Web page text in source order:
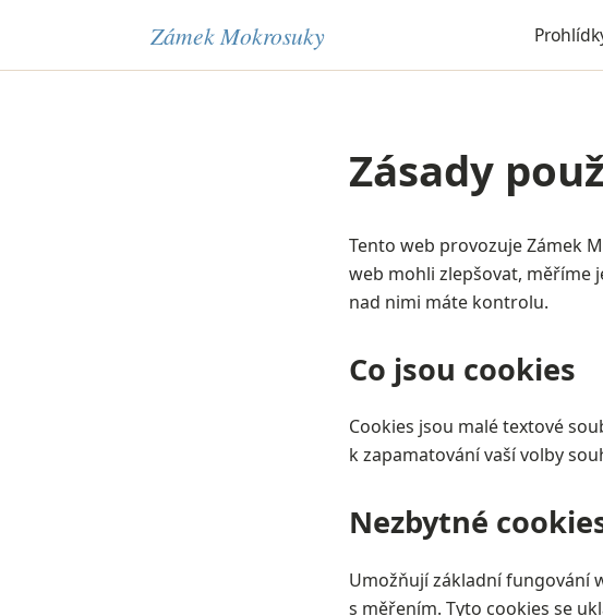
Zámek Mokrosuky
Zásady
Tento web provozuje Zámek
web mohli zlepšovat, měříme
nad nimi máte kontrolu.
Co jsou cookies
Cookies jsou malé textové
k zapamatování vaší volby
Nezbytné
Umožňují základní fungování
s měřením. Tyto cookies se